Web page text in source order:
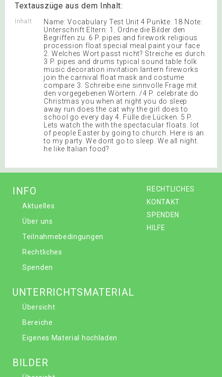
Textauszüge aus dem Inhalt:
Inhalt
Name: Vocabulary Test Unit 4 Punkte: 18 Note:
Unterschrift Eltern: 1. Ordne die Bilder den
Begriffen zu. 6 P. pipes and firework religious
procession float special meal paint your face
2. Welches Wort passt nicht? Streiche es durch.
3 P. pipes and drums typical sound table folk
music decoration invitation lantern fireworks
join the carnival float mask and costume
compare 3. Schreibe eine sinnvolle Frage mit
den vorgegebenen Wörtern. /4 P. celebrate do
Christmas you when at night you do sleep
away run does the cat why the girl does to
school go every day 4. Fülle die Lücken. 5 P.
Lets watch the with the spectacular floats. lot
of people Easter by going to church. Here is an
to my party. We dont go to sleep. We all night.
he like Italian food?
RECHTLICHES
KONTAKT
SPENDEN
HILFE
INFO
Aktuelles
Über uns
Teilnahmebedingungen
Rechtliches
Spenden
UNTERRICHTSMATERIAL
Übersicht
Bereiche
Eigenes Material hochladen
BILDER